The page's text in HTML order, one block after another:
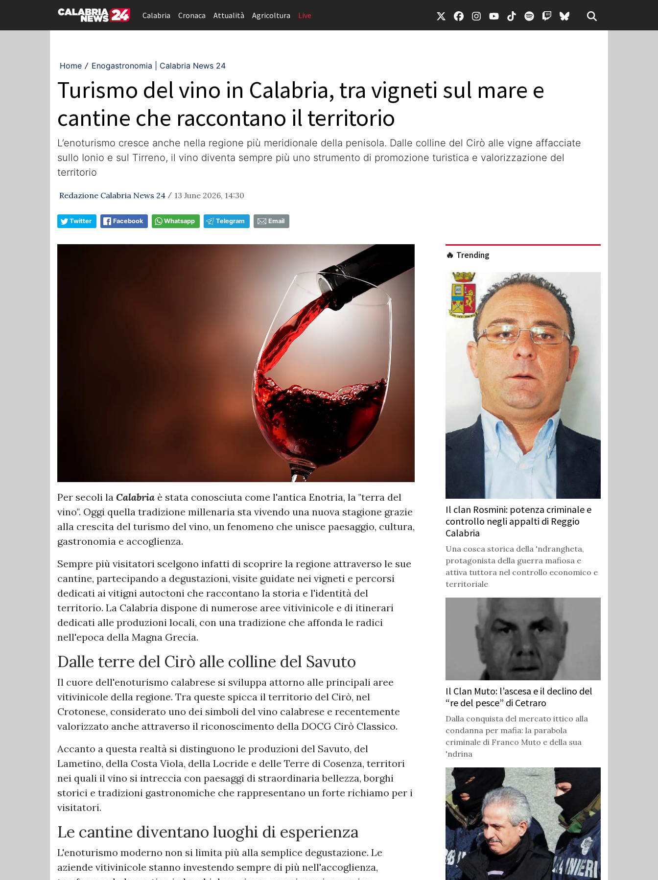
Calabria Cronaca Attualità Agricoltura Live
Home / Enogastronomia | Calabria News 24
Turismo del vino in Calabria, tra vigneti sul mare e
cantine che raccontano il territorio
L’enoturismo cresce anche nella regione più meridionale della penisola. Dalle colline del Cirò alle vigne affacciate
sullo Ionio e sul Tirreno, il vino diventa sempre più uno strumento di promozione turistica e valorizzazione del
territorio
Redazione Calabria News 24 / 13 June 2026, 14:30
Twitter Facebook Whatsapp Telegram Email
Per secoli la Calabria è stata conosciuta come l'antica Enotria, la "terra del
vino". Oggi quella tradizione millenaria sta vivendo una nuova stagione grazie
alla crescita del turismo del vino, un fenomeno che unisce paesaggio, cultura,
gastronomia e accoglienza.
Sempre più visitatori scelgono infatti di scoprire la regione attraverso le sue
cantine, partecipando a degustazioni, visite guidate nei vigneti e percorsi
dedicati ai vitigni autoctoni che raccontano la storia e l'identità del
territorio. La Calabria dispone di numerose aree vitivinicole e di itinerari
dedicati alle produzioni locali, con una tradizione che affonda le radici
nell'epoca della Magna Grecia.
Dalle terre del Cirò alle colline del Savuto
Il cuore dell'enoturismo calabrese si sviluppa attorno alle principali aree
vitivinicole della regione. Tra queste spicca il territorio del Cirò, nel
Crotonese, considerato uno dei simboli del vino calabrese e recentemente
valorizzato anche attraverso il riconoscimento della DOCG Cirò Classico.
Accanto a questa realtà si distinguono le produzioni del Savuto, del
Lametino, della Costa Viola, della Locride e delle Terre di Cosenza, territori
nei quali il vino si intreccia con paesaggi di straordinaria bellezza, borghi
storici e tradizioni gastronomiche che rappresentano un forte richiamo per i
visitatori.
Le cantine diventano luoghi di esperienza
L'enoturismo moderno non si limita più alla semplice degustazione. Le
aziende vitivinicole stanno investendo sempre di più nell'accoglienza,
🔥 Trending
Il clan Rosmini: potenza criminale e
controllo negli appalti di Reggio
Calabria
Una cosca storica della 'ndrangheta,
protagonista della guerra mafiosa e
attiva tuttora nel controllo economico e
territoriale
Il Clan Muto: l’ascesa e il declino del
“re del pesce” di Cetraro
Dalla conquista del mercato ittico alla
condanna per mafia: la parabola
criminale di Franco Muto e della sua
'ndrina